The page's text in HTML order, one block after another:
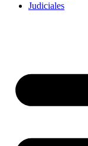
Judiciales